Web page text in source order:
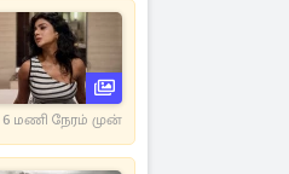
6 மணி நேரம் முன்